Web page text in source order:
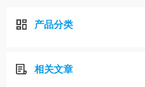
产品分类
相关文章